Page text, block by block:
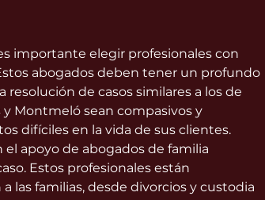
importante elegir profesionales con
abogados deben tener un profundo
de casos similares a los de
y Montmeló sean compasivos y
difíciles en la vida de sus clientes.
apoyo de abogados de familia
Estos profesionales están
las familias, desde divorcios y custodia